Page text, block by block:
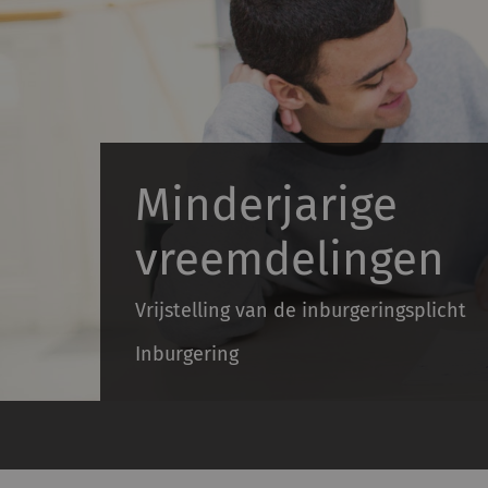
Minderjarige
vreemdelingen
Vrijstelling van de inburgeringsplicht
Inburgering